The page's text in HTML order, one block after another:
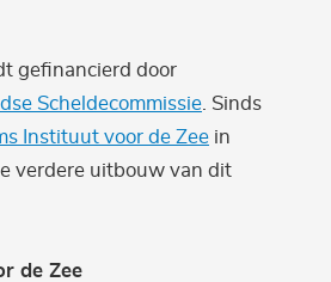
gefinancierd door
Scheldecommissie . Sinds
Instituut voor de Zee in
verdere uitbouw van dit
de Zee